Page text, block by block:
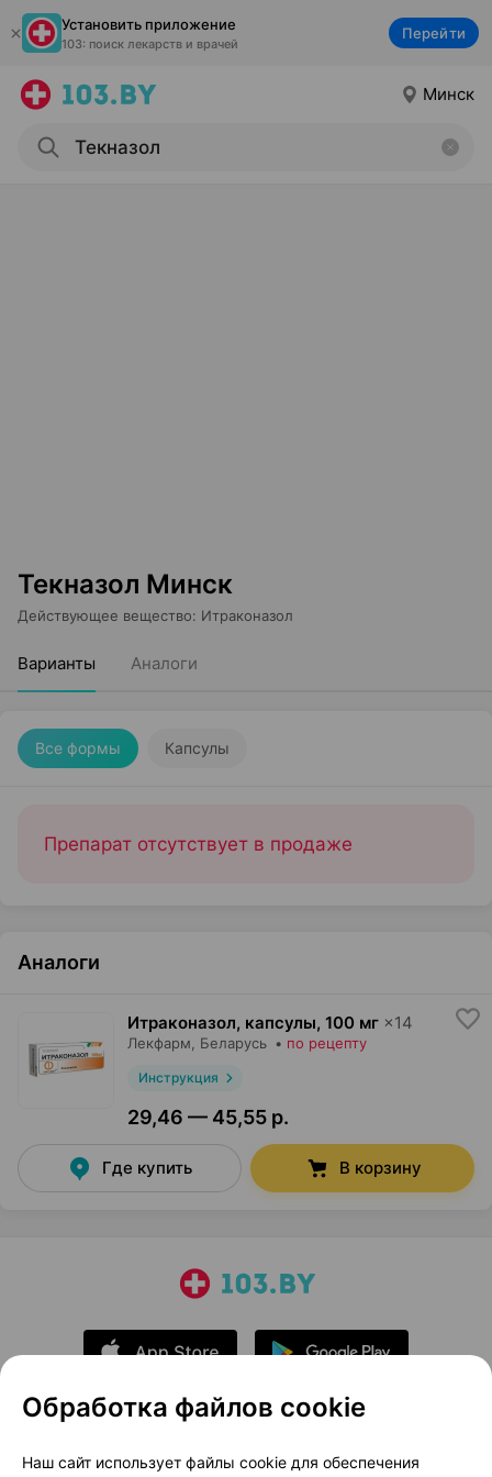
Установить приложение
103: поиск лекарств и врачей
Перейти
Минск
Текназол Минск
Действующее вещество: Итраконазол
Варианты Аналоги
Все формы Капсулы
Препарат отсутствует в продаже
Аналоги
Итраконазол, капсулы, 100 мг ×14
Лекфарм , Беларусь • по рецепту
Инструкция
29,46 — 45,55 р.
Где купить В корзину
О проекте Новости проекта
Обработка файлов cookie
Наш сайт использует файлы cookie для обеспечения